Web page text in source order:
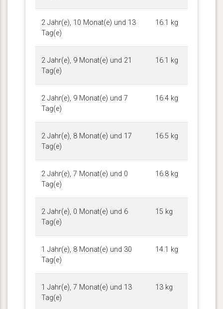
2 Jahr(e), 10 Monat(e) und 13
Tag(e)
16.1 kg
2 Jahr(e), 9 Monat(e) und 21
Tag(e)
16.1 kg
2 Jahr(e), 9 Monat(e) und 7
Tag(e)
16.4 kg
2 Jahr(e), 8 Monat(e) und 17
Tag(e)
16.5 kg
2 Jahr(e), 7 Monat(e) und 0
Tag(e)
16.8 kg
2 Jahr(e), 0 Monat(e) und 6
Tag(e)
15 kg
1 Jahr(e), 8 Monat(e) und 30
Tag(e)
14.1 kg
1 Jahr(e), 7 Monat(e) und 13
Tag(e)
13 kg